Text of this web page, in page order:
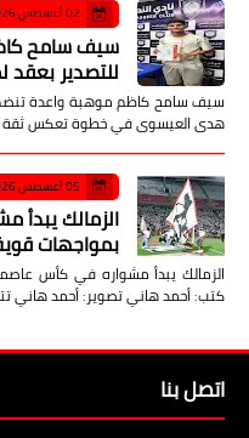
02 أغسطس 2026
سيف سامح
للتصدير بعقد
سيف سامح كاظم موهبة واعدة
هدى العيسوى في خطوة تعكس ثقة
05 أغسطس 2026
الزمالك
بمواجهات
الزمالك يبدأ مشواره في كأس
كتب: أحمد هاني تصوير: أحمد هاني
اتصل بنا